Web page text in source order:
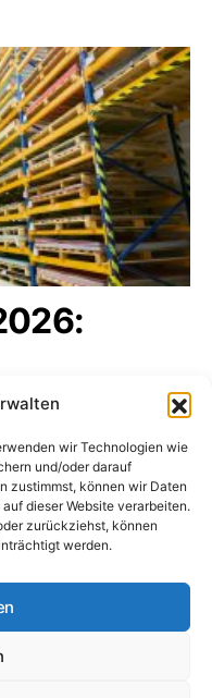
wir Technologien wie
und/oder darauf
zustimmst, können wir Daten
dieser Website verarbeiten.
zurückziehst, können
werden.
in einem